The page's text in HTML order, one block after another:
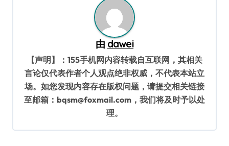
由 dawei
【声明】：155手机网内容转载自互联网，其相关
言论仅代表作者个人观点绝非权威，不代表本站立
场。如您发现内容存在版权问题，请提交相关链接
至邮箱：bqsm@foxmail.com，我们将及时予以处
理。